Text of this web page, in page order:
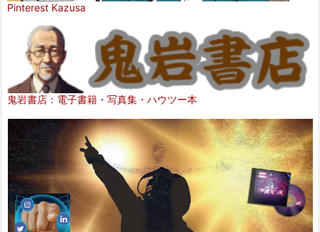
Pinterest Kazusa
鬼岩書店：電子書籍・写真集・ハウツー本